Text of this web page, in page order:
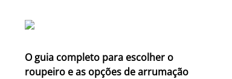
O guia completo para escolher o
roupeiro e as opções de arrumação